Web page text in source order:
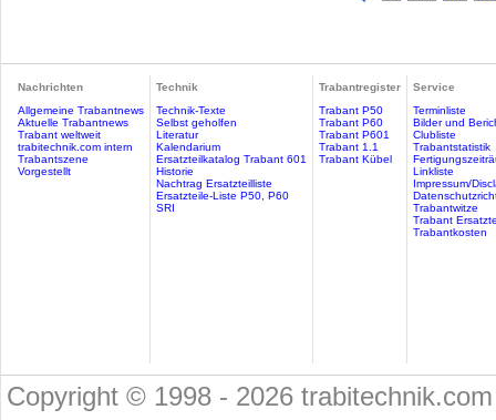
Nachrichten
Allgemeine Trabantnews
Aktuelle Trabantnews
Trabant weltweit
trabitechnik.com intern
Trabantszene
Vorgestellt
Technik
Technik-Texte
Selbst geholfen
Literatur
Kalendarium
Ersatzteilkatalog Trabant 601
Historie
Nachtrag Ersatzteilliste
Ersatzteile-Liste P50, P60
SRI
Trabantregister
Trabant P50
Trabant P60
Trabant P601
Trabant 1.1
Trabant Kübel
Service
Terminliste
Bilder und
Clubliste
Trabantstatistik
Linkliste
Impressum/
Trabantwitze
Trabant
Trabantkosten
Copyright © 1998 - 2026